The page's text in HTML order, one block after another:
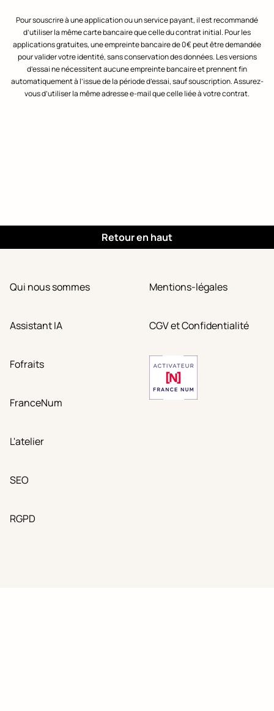
Pour souscrire à une application ou un service payant, il est recommandé
d’utiliser la même carte bancaire que celle du contrat initial. Pour les
applications gratuites, une empreinte bancaire de 0 € peut être demandée
pour valider votre identité, sans conservation des données. Les versions
d’essai ne nécessitent aucune empreinte bancaire et prennent fin
automatiquement à l’issue de la période d’essai, sauf souscription. Assurez-
vous d’utiliser la même adresse e-mail que celle liée à votre contrat.
Retour en haut
Qui nous sommes
Assistant IA
Fofraits
FranceNum
L'atelier
SEO
RGPD
Mentions-légales
CGV et Confidentialité